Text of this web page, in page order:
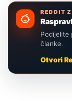
REDDIT
Podijelite
članke.
Otvori